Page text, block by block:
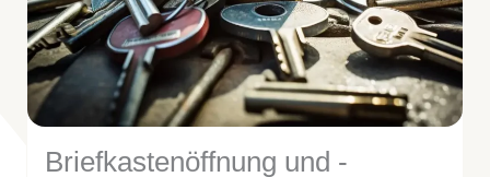
Briefkastenöffnung und -